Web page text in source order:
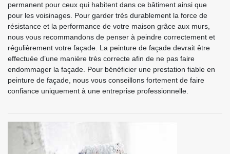
permanent pour ceux qui habitent dans ce bâtiment ainsi que
pour les voisinages. Pour garder très durablement la force de
résistance et la performance de votre maison grâce aux murs,
nous vous recommandons de penser à peindre correctement et
régulièrement votre façade. La peinture de façade devrait être
effectuée d’une manière très correcte afin de ne pas faire
endommager la façade. Pour bénéficier une prestation fiable en
peinture de façade, nous vous conseillons fortement de faire
confiance uniquement à une entreprise professionnelle.